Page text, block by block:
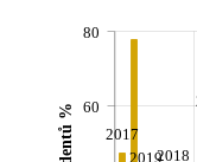
2017
2018
2019
60
80